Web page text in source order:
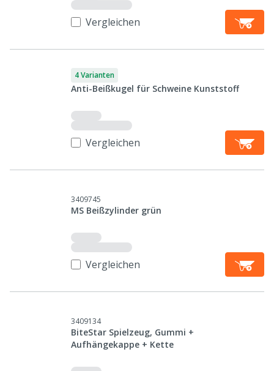
Vergleichen
4 Varianten
Anti-Beißkugel für Schweine Kunststoff
Vergleichen
3409745
MS Beißzylinder grün
Vergleichen
3409134
BiteStar Spielzeug, Gummi +
Aufhängekappe + Kette